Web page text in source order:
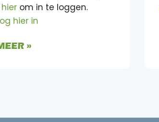
hier om in te loggen.
hier in
»